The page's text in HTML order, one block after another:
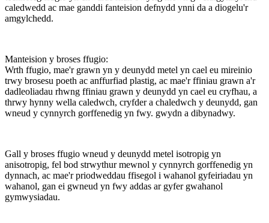
caledwedd ac mae ganddi fanteision defnydd ynni da a diogelu'r
amgylchedd.
Manteision y broses ffugio:
Wrth ffugio, mae'r grawn yn y deunydd metel yn cael eu mireinio
trwy brosesu poeth ac anffurfiad plastig, ac mae'r ffiniau grawn a'r
dadleoliadau rhwng ffiniau grawn y deunydd yn cael eu cryfhau, a
thrwy hynny wella caledwch, cryfder a chaledwch y deunydd, gan
wneud y cynnyrch gorffenedig yn fwy. gwydn a dibynadwy.
Gall y broses ffugio wneud y deunydd metel isotropig yn
anisotropig, fel bod strwythur mewnol y cynnyrch gorffenedig yn
dynnach, ac mae'r priodweddau ffisegol i wahanol gyfeiriadau yn
wahanol, gan ei gwneud yn fwy addas ar gyfer gwahanol
gymwysiadau.